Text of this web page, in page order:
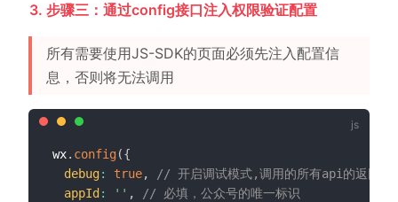
3. 步骤三：通过config接口注入权限验证配置
所有需要使用JS-SDK的页面必须先注入配置信
息，否则将无法调用
wx. config({
debug: true,
// 开启调试模式,调用的所有api的返回值
appId : '' ,
// 必填，公众号的唯一标识